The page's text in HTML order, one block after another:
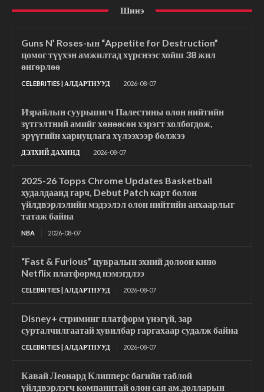
Шинэ
Guns N’ Roses-ын “Appetite for Destruction”
цомог түүхэн амжилтад хүрснээс хойш 38 жил
өнгөрлөө
CELEBRITIES | АЛДАРТНУУД 2026-08-07
Израйлын суурьшигч Палестины олон нийтийн
зүтгэлтний амийг хөнөөсөн хэрэгт холбогдож,
эрүүгийн хариуцлага хүлээхээр болжээ
ДЭЛХИЙ ДАХИНД 2026-08-07
2025-26 Topps Chrome Updates Basketball
худалдаанд гарч, Debut Patch карт болон
үйлдвэрлэлийн мэдээлэл олон нийтийн анхаарлыг
татаж байна
NBA 2026-08-07
“Fast & Furious” цувралын эхний долоон кино
Netflix платформд нэмэгдлээ
CELEBRITIES | АЛДАРТНУУД 2026-08-07
Disney+ стриминг платформ үнэгүй, зар
сурталчилгаатай хувилбар гаргахаар судалж байна
CELEBRITIES | АЛДАРТНУУД 2026-08-07
Кавай Леонард Клипперс багийн таблой
үйлдвэрлэгч компанитай олон сая ам.долларын